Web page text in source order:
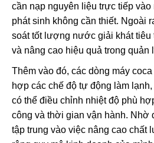
cần nạp nguyên liệu trực tiếp vào
phát sinh không cần thiết. Ngoài
soát tốt lượng nước giải khát tiêu
và nâng cao hiệu quả trong quản
Thêm vào đó, các dòng máy
hợp các chế độ tự động làm
có thể điều chỉnh nhiệt độ phù
công và thời gian vận hành. Nhờ
tập trung vào việc nâng cao chất